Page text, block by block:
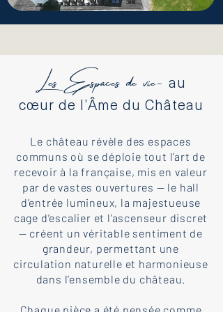
Les Espaces de vie- au
cœur de l’Âme du Château
Le château révèle des espaces
communs où se déploie tout l’art de
recevoir à la française, mis en valeur
par de vastes ouvertures — le hall
d’entrée lumineux, la majestueuse
cage d’escalier et l’ascenseur discret
— créent un véritable sentiment de
grandeur, permettant une
circulation naturelle et harmonieuse
dans l’ensemble du château.